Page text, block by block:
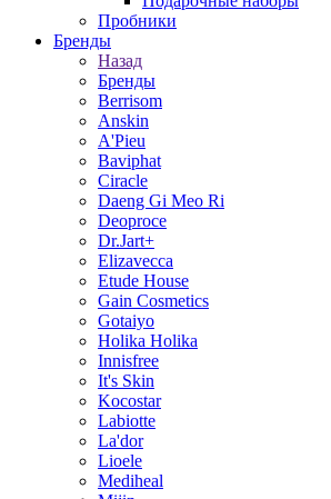
Пробники
Бренды
Назад
Бренды
Berrisom
Anskin
A'Pieu
Baviphat
Ciracle
Daeng Gi Meo Ri
Deoproce
Dr.Jart+
Elizavecca
Etude House
Gain Cosmetics
Gotaiyo
Holika Holika
Innisfree
It's Skin
Kocostar
Labiotte
La'dor
Lioele
Mediheal